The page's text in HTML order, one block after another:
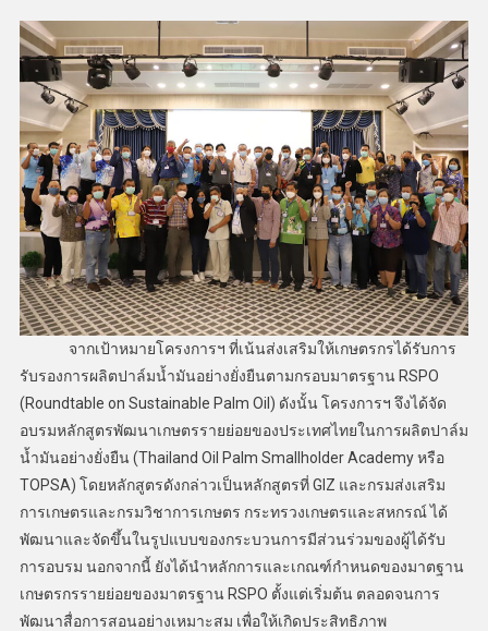
จากเป้าหมายโครงการฯ ที่เน้นส่งเสริมให้เกษตรกรได้รับการ
รับรองการผลิตปาล์มน้ำมันอย่างยั่งยืนตามกรอบมาตรฐาน RSPO
(Roundtable on Sustainable Palm Oil) ดังนั้น โครงการฯ จึงได้จัด
อบรมหลักสูตรพัฒนาเกษตรรายย่อยของประเทศไทยในการผลิตปาล์ม
น้ำมันอย่างยั่งยืน (Thailand Oil Palm Smallholder Academy หรือ
TOPSA) โดยหลักสูตรดังกล่าวเป็นหลักสูตรที่ GIZ และกรมส่งเสริม
การเกษตรและกรมวิชาการเกษตร กระทรวงเกษตรและสหกรณ์ ได้
พัฒนาและจัดขึ้นในรูปแบบของกระบวนการมีส่วนร่วมของผู้ได้รับ
การอบรม นอกจากนี้ ยังได้นำหลักการและเกณฑ์กำหนดของมาตฐาน
เกษตรกรรายย่อยของมาตรฐาน RSPO ตั้งแต่เริ่มต้น ตลอดจนการ
พัฒนาสื่อการสอนอย่างเหมาะสม เพื่อให้เกิดประสิทธิภาพ